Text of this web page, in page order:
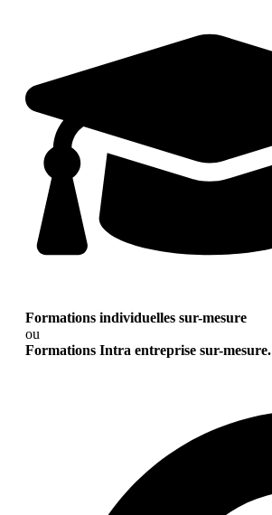
Formations individuelles sur-mesure
ou
Formations Intra entreprise sur-mesure.